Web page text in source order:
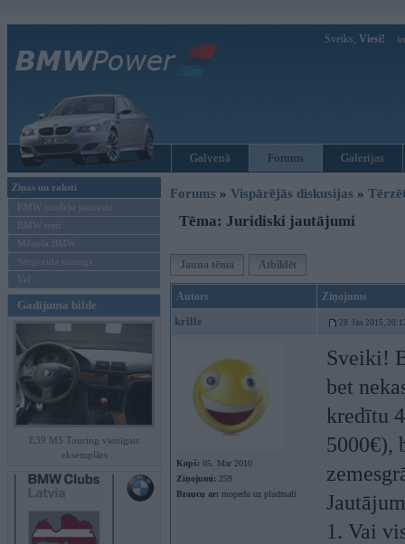
Sveiks, Viesi!
Galvenā Forums Galerijas
Ziņas un raksti
BMW modeļu jaunumi
BMW testi
Mēneša BMW
Sērijveida tūnings
Vel...
Gadījuma bilde
E39 M5 Touring vienīgais
eksemplārs
Forums » Vispārējās diskusijas »
Tēma: Juridiski jautājumi
Jauna tēma Atbildēt
Autors Ziņojums
krille 28. Jan 2015,
Kopš: 05. Mar 2010
Ziņojumi: 259
Braucu ar: mopedu uz pludmali
Sveiki!
bet
kredītu
5000€),
1. Vai